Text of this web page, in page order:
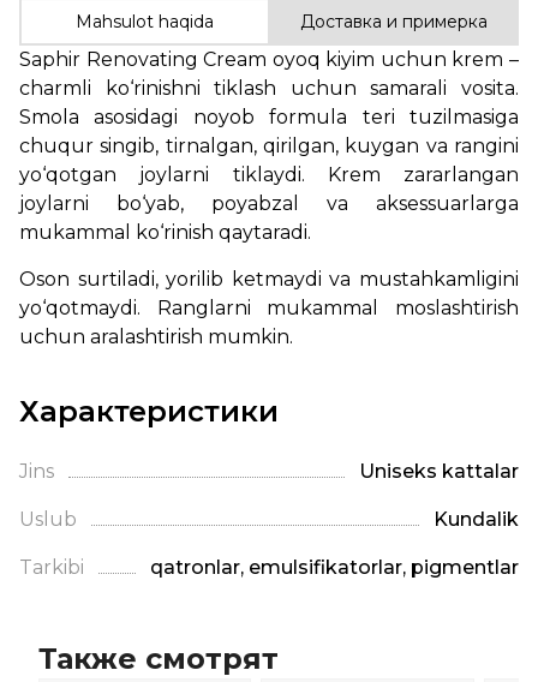
Mahsulot haqida Доставка и примерка
Saphir Renovating Cream oyoq kiyim uchun krem –
charmli ko‘rinishni tiklash uchun samarali vosita.
Smola asosidagi noyob formula teri tuzilmasiga
chuqur singib, tirnalgan, qirilgan, kuygan va rangini
yo‘qotgan joylarni tiklaydi. Krem zararlangan
joylarni bo‘yab, poyabzal va aksessuarlarga
mukammal ko‘rinish qaytaradi.
Oson surtiladi, yorilib ketmaydi va mustahkamligini
yo‘qotmaydi. Ranglarni mukammal moslashtirish
uchun aralashtirish mumkin.
Характеристики
Jins Uniseks kattalar
Uslub Kundalik
Tarkibi qatronlar, emulsifikatorlar, pigmentlar
Также смотрят